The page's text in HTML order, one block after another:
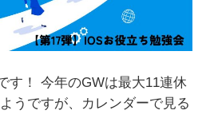
す！ 今年のGWは最大11連休
うですが、カレンダーで見る